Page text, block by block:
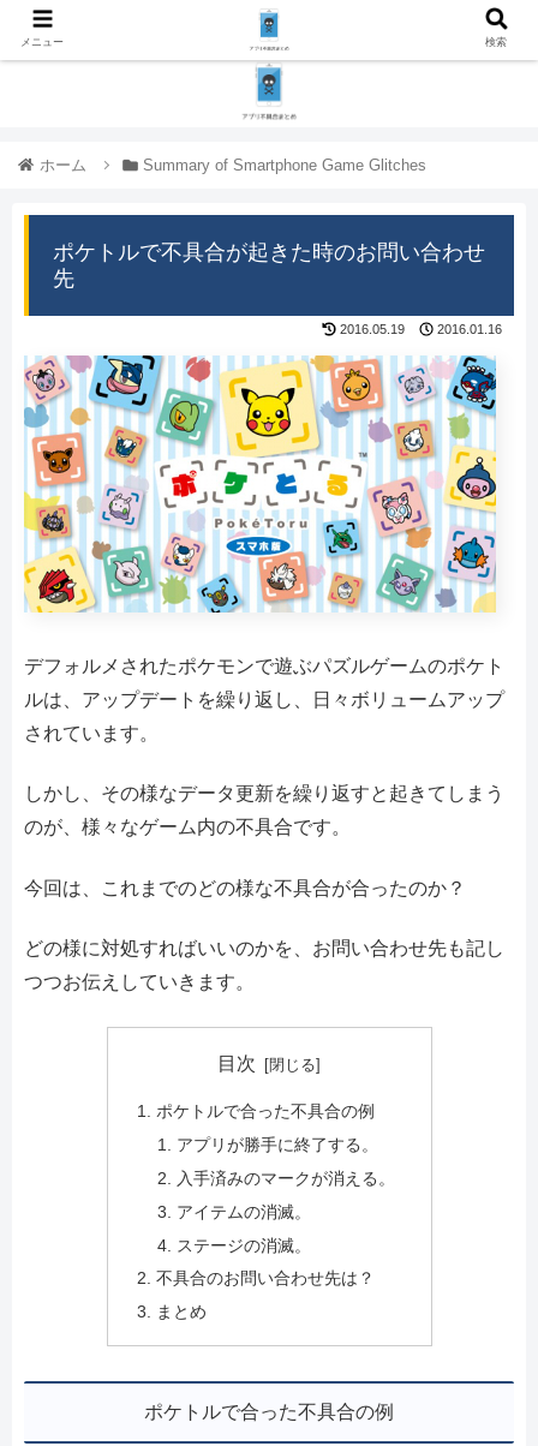
ホーム Summary of Smartphone Game Glitches
ポケトルで不具合が起きた時のお問い合わせ
先
2016.05.19 2016.01.16
デフォルメされたポケモンで遊ぶパズルゲームのポケト
ルは、アップデートを繰り返し、日々ボリュームアップ
されています。
しかし、その様なデータ更新を繰り返すと起きてしまう
のが、様々なゲーム内の不具合です。
今回は、これまでのどの様な不具合が合ったのか？
どの様に対処すればいいのかを、お問い合わせ先も記し
つつお伝えしていきます。
目次
ポケトルで合った不具合の例
アプリが勝手に終了する。
入手済みのマークが消える。
アイテムの消滅。
ステージの消滅。
不具合のお問い合わせ先は？
まとめ
ポケトルで合った不具合の例
メニュー 検索